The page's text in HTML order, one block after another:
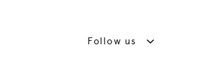
Follow us